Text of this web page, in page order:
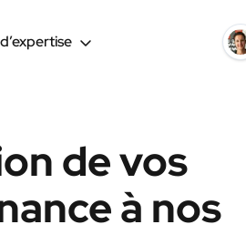
de vos
à nos